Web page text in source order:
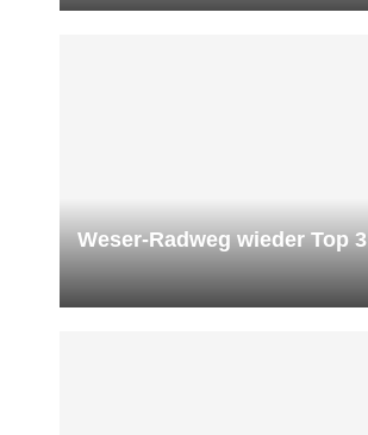
Weser-Radweg wieder Top 3